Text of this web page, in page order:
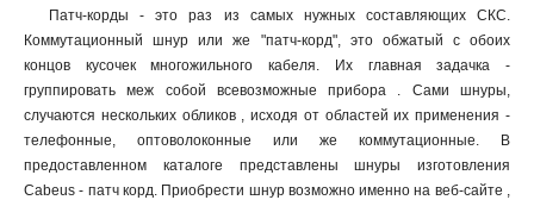
Патч-корды - это раз из самых нужных составляющих СКС.
Коммутационный шнур или же "патч-корд", это обжатый с обоих
концов кусочек многожильного кабеля. Их главная задачка -
группировать меж собой всевозможные прибора . Сами шнуры,
случаются нескольких обликов , исходя от областей их применения -
телефонные, оптоволоконные или же коммутационные. В
предоставленном каталоге представлены шнуры изготовления
Cabeus - патч корд. Приобрести шнур возможно именно на веб-сайте ,